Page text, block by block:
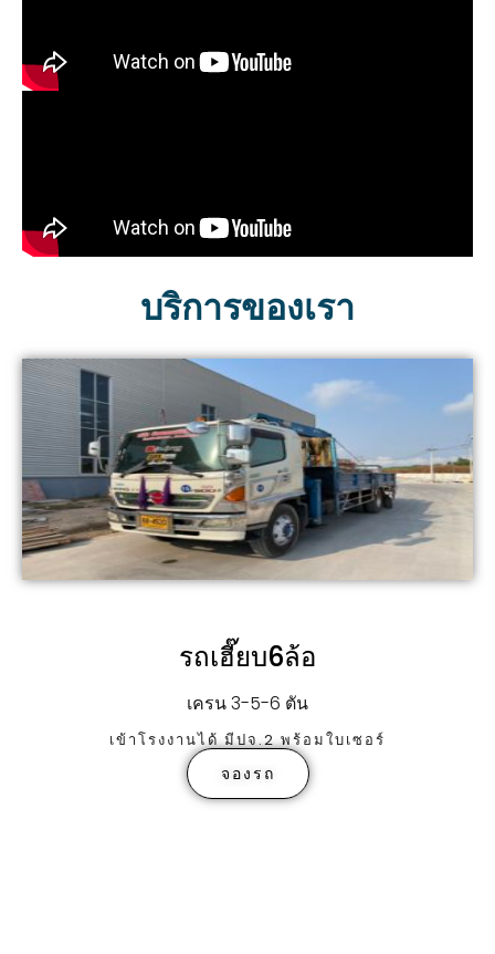
บริการของเรา
รถเฮี๊ยบ6ล้อ
เครน 3-5-6 ตัน
เข้าโรงงานได้ มีปจ.2 พร้อมใบเซอร์
จองรถ